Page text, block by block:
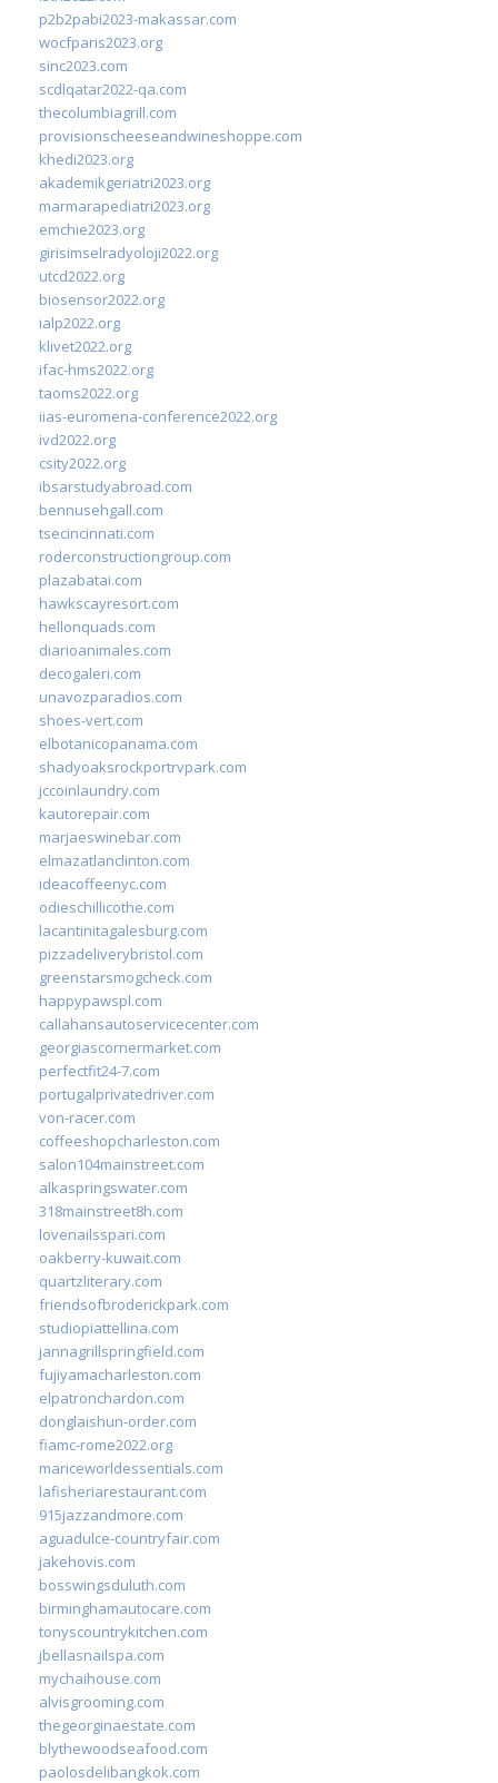
p2b2pabi2023-makassar.com
wocfparis2023.org
sinc2023.com
scdlqatar2022-qa.com
thecolumbiagrill.com
provisionscheeseandwineshoppe.com
khedi2023.org
akademikgeriatri2023.org
marmarapediatri2023.org
emchie2023.org
girisimselradyoloji2022.org
utcd2022.org
biosensor2022.org
ialp2022.org
klivet2022.org
ifac-hms2022.org
taoms2022.org
iias-euromena-conference2022.org
ivd2022.org
csity2022.org
ibsarstudyabroad.com
bennusehgall.com
tsecincinnati.com
roderconstructiongroup.com
plazabatai.com
hawkscayresort.com
hellonquads.com
diarioanimales.com
decogaleri.com
unavozparadios.com
shoes-vert.com
elbotanicopanama.com
shadyoaksrockportrvpark.com
jccoinlaundry.com
kautorepair.com
marjaeswinebar.com
elmazatlanclinton.com
ideacoffeenyc.com
odieschillicothe.com
lacantinitagalesburg.com
pizzadeliverybristol.com
greenstarsmogcheck.com
happypawspl.com
callahansautoservicecenter.com
georgiascornermarket.com
perfectfit24-7.com
portugalprivatedriver.com
von-racer.com
coffeeshopcharleston.com
salon104mainstreet.com
alkaspringswater.com
318mainstreet8h.com
lovenailsspari.com
oakberry-kuwait.com
quartzliterary.com
friendsofbroderickpark.com
studiopiattellina.com
jannagrillspringfield.com
fujiyamacharleston.com
elpatronchardon.com
donglaishun-order.com
fiamc-rome2022.org
mariceworldessentials.com
lafisheriarestaurant.com
915jazzandmore.com
aguadulce-countryfair.com
jakehovis.com
bosswingsduluth.com
birminghamautocare.com
tonyscountrykitchen.com
jbellasnailspa.com
mychaihouse.com
alvisgrooming.com
thegeorginaestate.com
blythewoodseafood.com
paolosdelibangkok.com